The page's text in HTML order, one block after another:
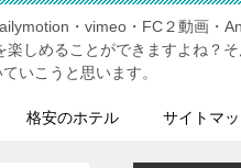
・vimeo・FC２動画・
しめることができますよね？
いこうと思います。
格安のホテル サイトマ